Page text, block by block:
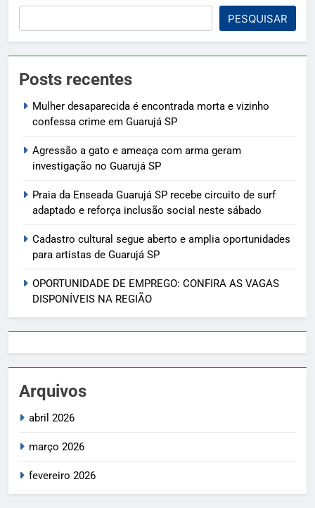
PESQUISAR
Posts recentes
Mulher desaparecida é encontrada morta e vizinho
confessa crime em Guarujá SP
Agressão a gato e ameaça com arma geram
investigação no Guarujá SP
Praia da Enseada Guarujá SP recebe circuito de surf
adaptado e reforça inclusão social neste sábado
Cadastro cultural segue aberto e amplia oportunidades
para artistas de Guarujá SP
OPORTUNIDADE DE EMPREGO: CONFIRA AS VAGAS
DISPONÍVEIS NA REGIÃO
Arquivos
abril 2026
março 2026
fevereiro 2026